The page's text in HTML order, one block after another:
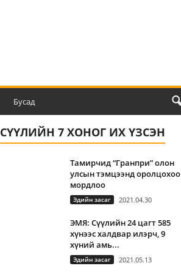
Бусад
СҮҮЛИЙН 7 ХОНОГ ИХ ҮЗСЭН
Тамирчид “Гранпри” олон
улсын тэмцээнд оролцохоо
мордлоо
Эдийн засаг 2021.04.30
ЭМЯ: Сүүлийн 24 цагт 585
хүнээс халдвар илэрч, 9
хүний амь...
Эдийн засаг 2021.05.13